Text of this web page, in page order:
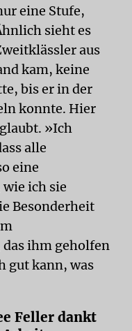
eine Stufe,
sieht es
aus
kam, keine
bis er in der
konnte. Hier
»Ich
alle
eine
ich sie
Besonderheit
ihm geholfen
gut kann, was
Feller dankt